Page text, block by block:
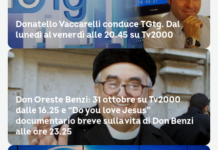
Donatello Vaccarelli conduce TGtg. Dal
lunedì al venerdì alle 20.45 su Tv2000
Don Oreste Benzi: 31 ottobre su Tv2000
dalle 16.25 e “Do you love Jesus”
documentario breve sulla vita di Don Benzi
alle ore 23.25